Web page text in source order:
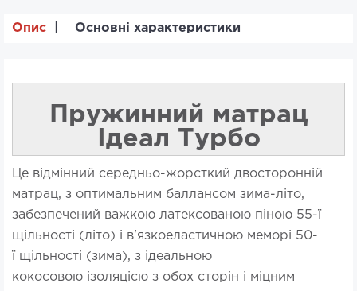
Опис Основні характеристики
Пружинний матрац
Ідеал Турбо
Це відмінний середньо-жорсткий двосторонній
матрац, з оптимальним баллансом зима-літо,
забезпечений важкою латексованою піною 55-ї
щільності (літо) і в'язкоеластичною меморі 50-
ї щільності (зима), з ідеальною
кокосовою ізоляцією з обох сторін і міцним